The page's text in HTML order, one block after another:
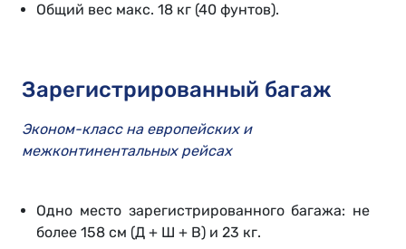
Общий вес макс. 18 кг (40 фунтов).
Зарегистрированный багаж
Эконом-класс на европейских и
межконтинентальных рейсах
Одно место зарегистрированного багажа: не
более 158 см (Д + Ш + В) и 23 кг.